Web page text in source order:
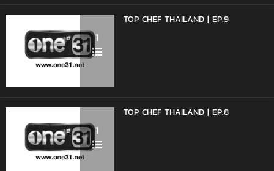
1
TOP CHEF THAILAND | EP.9
1
TOP CHEF THAILAND | EP.8